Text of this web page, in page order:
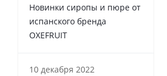
Новинки сиропы и пюре от
испанского бренда
OXEFRUIT
10 декабря 2022